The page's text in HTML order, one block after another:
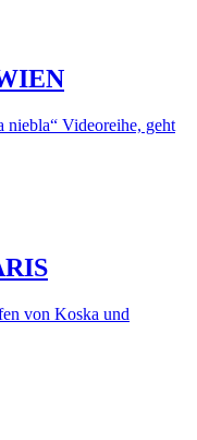
niebla“ Videoreihe, geht
von Koska und